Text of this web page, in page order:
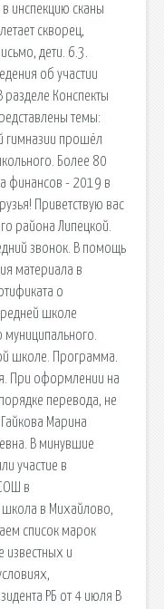
инспекцию сканы
скворец,
дети. 6.3.
об участии
Конспекты
темы:
гимназии прошёл
Более 80
финансов - 2019 в
Приветствую вас
района Липецкой.
звонок. В помощь
материала в
о
школе
муниципального.
школе. Программа.
При оформлении на
перевода, не
Гайкова Марина
В минувшие
участие в
в
в Михайлово,
список марок
известных и
РБ от 4 июля В